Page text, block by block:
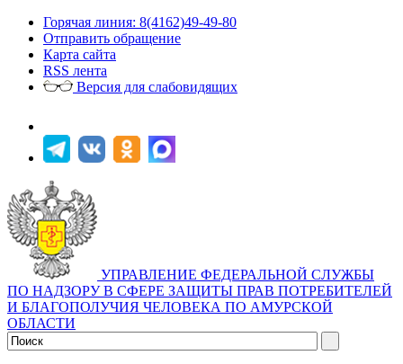
Горячая линия: 8(4162)49-49-80
Отправить обращение
Карта сайта
RSS лента
Версия для слабовидящих
УПРАВЛЕНИЕ ФЕДЕРАЛЬНОЙ СЛУЖБЫ
ПО НАДЗОРУ В СФЕРЕ ЗАЩИТЫ ПРАВ ПОТРЕБИТЕЛЕЙ
И БЛАГОПОЛУЧИЯ ЧЕЛОВЕКА ПО АМУРСКОЙ
ОБЛАСТИ